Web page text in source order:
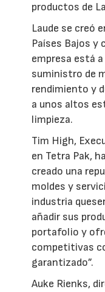
productos de
Laude se creó
Países Bajos y
empresa está
suministro de
rendimiento y
a unos altos
limpieza.
Tim High,
en Tetra Pak,
creado una
moldes y
industria
añadir sus
portafolio y
competitivas
garantizado”.
Auke Rienks,